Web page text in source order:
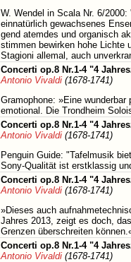
W. Wendel in Scala Nr. 6/
einnatürlich gewachsenes
gend atemdes und organisch
stimmen bewirken hohe Lichte
Stagioni allemal, auch
Concerti op.8 Nr.1-4 "4
Antonio Vivaldi (1678-1741)
Gramophone: »Eine
emotional. Die Trondheim
Concerti op.8 Nr.1-4 "4
Antonio Vivaldi (1678-1741)
Penguin Guide: "Tafelmusik
Sony-Qualität ist erstklassig
Concerti op.8 Nr.1-4 "4
Antonio Vivaldi (1678-1741)
»Dieses auch
Jahres 2013, zeigt es doch,
Grenzen überschreiten
Concerti op.8 Nr.1-4 "4
Antonio Vivaldi (1678-1741)